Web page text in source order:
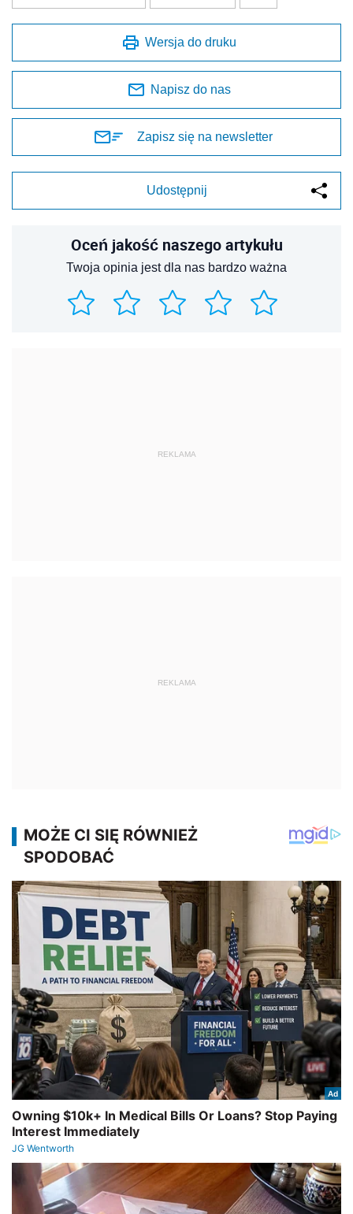
Wersja do druku
Napisz do nas
Zapisz się na newsletter
Udostępnij
Oceń jakość naszego artykułu
Twoja opinia jest dla nas bardzo ważna
REKLAMA
REKLAMA